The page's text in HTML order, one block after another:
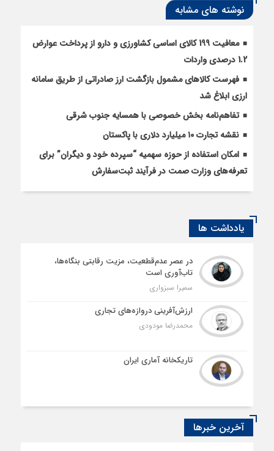
نوشته های مشابه
معافیت 199 کالای اساسی کشاورزی و دارو از پرداخت عوارض
1.2 درصدی واردات
فهرست کالاهای مشمول بازگشت ارز صادراتی از طریق سامانه
ارزی ابلاغ شد
تفاهم‌نامه بخش خصوصی با همسایه جنوب شرقی
نقشه تجارت ۱۰‌ میلیارد دلاری با پاکستان
امکان استفاده از حوزه سهمیه “سپرده خود و دیگران” برای
تعرفه‌های وزارت صمت در فرآیند ثبت‌سفارش
یادداشت ها
در عصر عدم‌قطعیت، مزیت رقابتی بنگاه‌ها،
تاب‌آوری است
سمیرا سبزواری
ارزش‌آفرینی دروازه‌های تجاری
محمدرضا مودودی
تاریکخانه آماری ایران
آخرین خبرها